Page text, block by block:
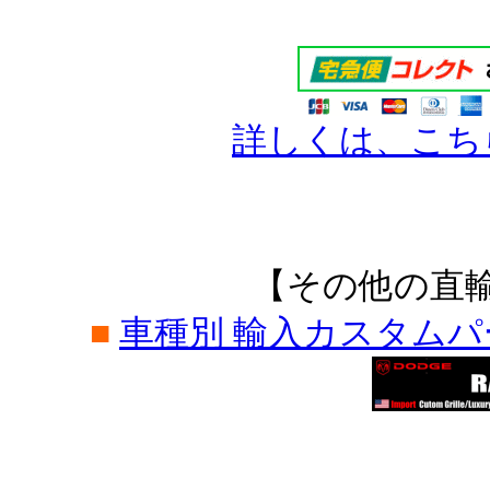
詳しくは、こ
【その他の直
■ 車種別 輸入カスタム